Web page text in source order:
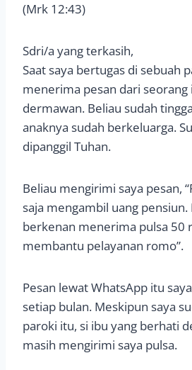
(Mrk 12:43)
Sdri/a yang terkasih,
Saat saya bertugas di sebuah
menerima pesan dari seorang
dermawan. Beliau sudah
anaknya sudah berkeluarga.
dipanggil Tuhan.
Beliau mengirimi saya pesan,
saja mengambil uang pensiun.
berkenan menerima pulsa 50
membantu pelayanan romo”.
Pesan lewat WhatsApp itu
setiap bulan. Meskipun saya
paroki itu, si ibu yang berhati
masih mengirimi saya pulsa.